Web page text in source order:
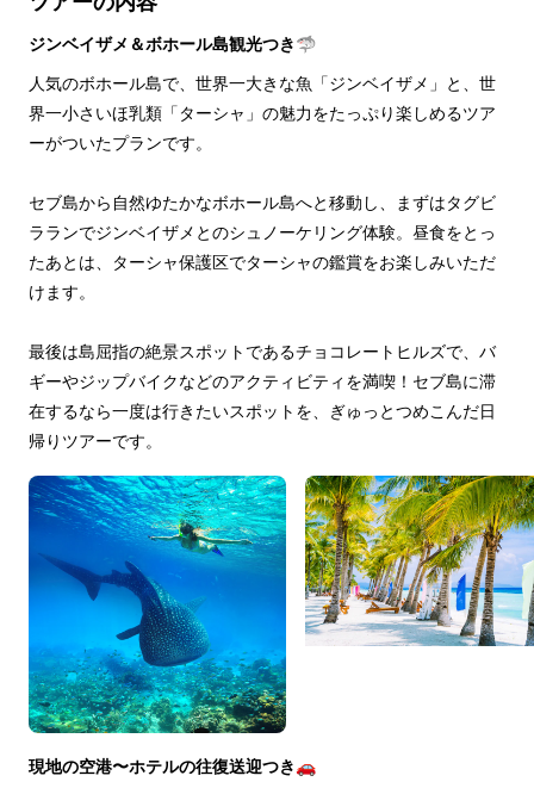
ジンベイザメ＆ボホール島観光つき🦈
人気のボホール島で、世界一大きな魚「ジンベイザメ」と、世
界一小さいほ乳類「ターシャ」の魅力をたっぷり楽しめるツア
ーがついたプランです。
セブ島から自然ゆたかなボホール島へと移動し、まずはタグビ
ラランでジンベイザメとのシュノーケリング体験。昼食をとっ
たあとは、ターシャ保護区でターシャの鑑賞をお楽しみいただ
けます。
最後は島屈指の絶景スポットであるチョコレートヒルズで、バ
ギーやジップバイクなどのアクティビティを満喫！セブ島に滞
在するなら一度は行きたいスポットを、ぎゅっとつめこんだ日
帰りツアーです。
現地の空港〜ホテルの往復送迎つき🚗